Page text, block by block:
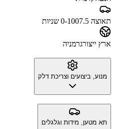
תאוצה 0-100 7.5 שניות
ארץ ייצורגרמניה
מנוע, ביצועים וצריכת דלק
תא מטען, מידות וגלגלים